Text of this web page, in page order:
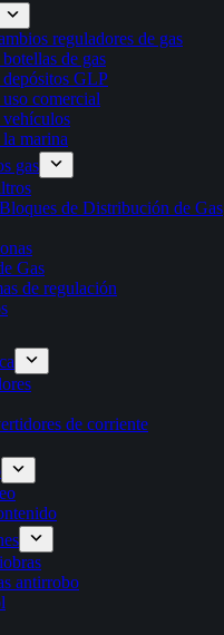
reguladores de gas
de gas
depósitos GLP
comercial
vehículos
marina
gas
de Distribución de Gas
Gas
de regulación
de corriente
antirrobo